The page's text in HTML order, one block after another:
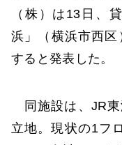
（株）は13日、
浜」（横浜市西
すると発表した。
同施設は、JR東
立地。現状の1フ